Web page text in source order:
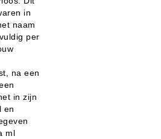
in
naam
per
na een
in zijn
en
ml